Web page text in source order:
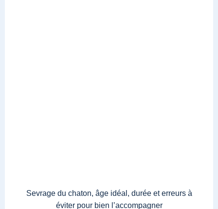
Sevrage du chaton, âge idéal, durée et erreurs à
éviter pour bien l’accompagner